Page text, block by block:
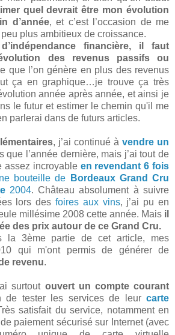
quel devrait être mon évolution
d’année, et c’est l’occasion de me
plus ambitieux de croissance.
financière, il faut
des revenus passifs ou
que l’on génère en plus des revenus
ça en graphique…je trouve ça très
année après année, et ainsi je
le futur et estimer le chemin qu'il me
parlerai dans de futurs articles.
, j’ai continué à vendre un
que l’année dernière, mais j’ai tout de
assez incroyable en revendant 6 fois
bouteille de
Bordeaux Grand Cru
2004. Château absolument à suivre
lors des foires aux vins, j’ai pu en
millésime 2008 cette année. Mais il
des prix autour de ce Grand Cru.
la 3ème partie de cet article, mes
qui m'ont permis de générer de
revenu.
surtout ouvert un compte courant
de tester les services de leurcarte
satisfait du service, notamment en
paiement sécurisé sur Internet (avec